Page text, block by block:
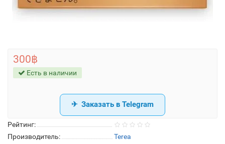
Рейтинг:
Производитель:
Terea
300฿
Есть в наличии
Заказать в Telegram